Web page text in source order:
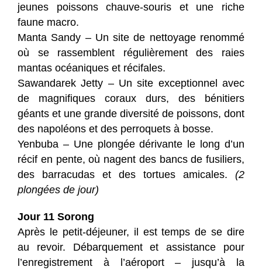
jeunes poissons chauve-souris et une riche
faune macro.
Manta Sandy – Un site de nettoyage renommé
où se rassemblent régulièrement des raies
mantas océaniques et récifales.
Sawandarek Jetty – Un site exceptionnel avec
de magnifiques coraux durs, des bénitiers
géants et une grande diversité de poissons, dont
des napoléons et des perroquets à bosse.
Yenbuba – Une plongée dérivante le long d’un
récif en pente, où nagent des bancs de fusiliers,
des barracudas et des tortues amicales. (2
plongées de jour)
Jour 11 Sorong
Après le petit-déjeuner, il est temps de se dire
au revoir. Débarquement et assistance pour
l’enregistrement à l’aéroport – jusqu’à la